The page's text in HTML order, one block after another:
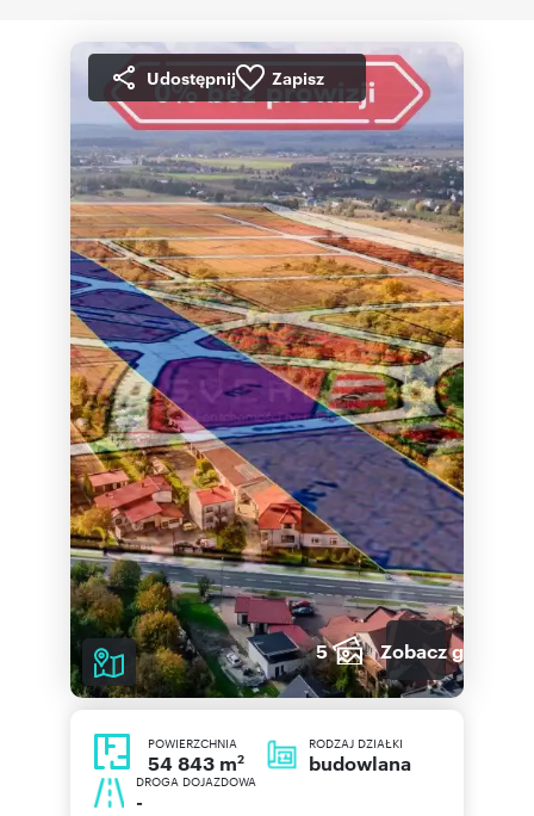
Udostępnij Zapisz
5 Zobacz galerię
POWIERZCHNIA
54 843 m2
RODZAJ DZIAŁKI
budowlana
DROGA DOJAZDOWA
-